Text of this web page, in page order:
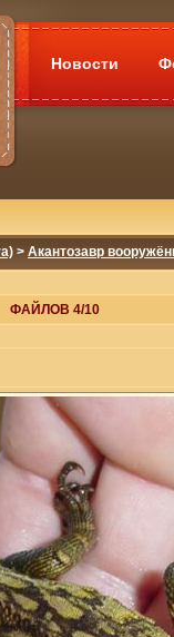
Новости
> Акантозавр
ФАЙЛОВ 4/10